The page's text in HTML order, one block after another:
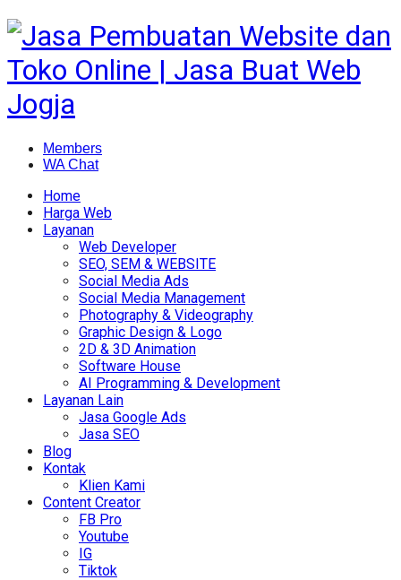
Members
WA Chat
Home
Harga Web
Layanan
Web Developer
SEO, SEM & WEBSITE
Social Media Ads
Social Media Management
Photography & Videography
Graphic Design & Logo
2D & 3D Animation
Software House
AI Programming & Development
Layanan Lain
Jasa Google Ads
Jasa SEO
Blog
Kontak
Klien Kami
Content Creator
FB Pro
Youtube
IG
Tiktok